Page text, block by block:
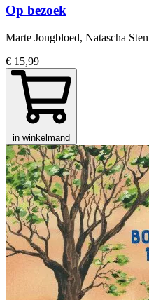
Op bezoek
Marte Jongbloed, Natascha
€ 15,99
in winkelmand